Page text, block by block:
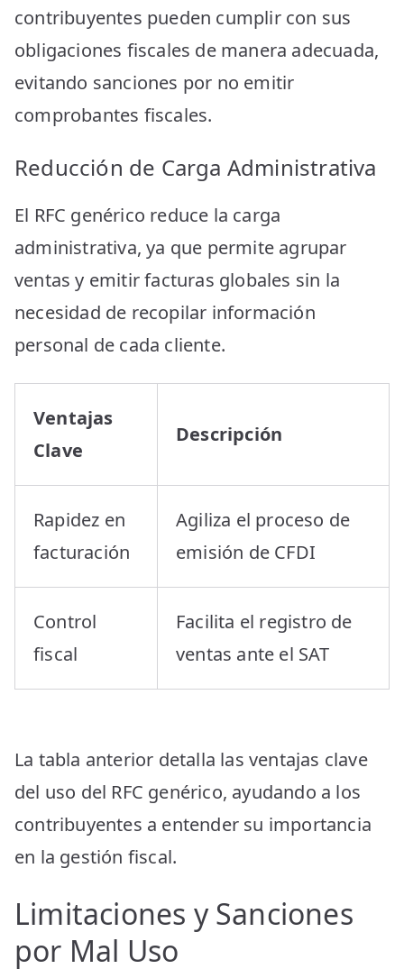
contribuyentes pueden cumplir con sus
obligaciones fiscales de manera adecuada,
evitando sanciones por no emitir
comprobantes fiscales.
Reducción de Carga Administrativa
El RFC genérico reduce la carga
administrativa, ya que permite agrupar
ventas y emitir facturas globales sin la
necesidad de recopilar información
personal de cada cliente.
Ventajas
Clave
Descripción
Rapidez en
facturación
Agiliza el proceso de
emisión de CFDI
Control
fiscal
Facilita el registro de
ventas ante el SAT
La tabla anterior detalla las ventajas clave
del uso del RFC genérico, ayudando a los
contribuyentes a entender su importancia
en la gestión fiscal.
Limitaciones y Sanciones
por Mal Uso